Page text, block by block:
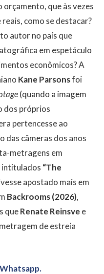
que às vezes
reais, como se destacar?
autor no país que
em espetáculo
econômicos? A
Kane Parsonsfoi
(quando a imagem
dos próprios
pertencesse ao
das câmeras dos anos
metragens em
intitulados “The
apostado mais em
Backrooms (2026),
queRenate Reinsve e
de estreia